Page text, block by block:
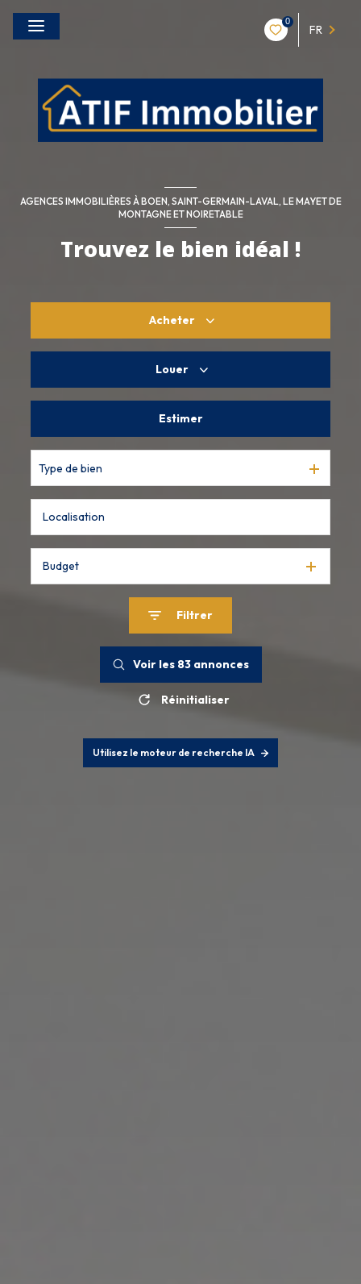
0
FR
AGENCES IMMOBILIÈRES À BOEN, SAINT-GERMAIN-LAVAL, LE MAYET DE
MONTAGNE ET NOIRETABLE
Trouvez le bien idéal !
Acheter
De l'immo pro
Louer
De l'immo pro
Estimer
Type de bien
Budget
Filtrer
Voir les 83annonces
Réinitialiser
Utilisez le moteur de recherche IA